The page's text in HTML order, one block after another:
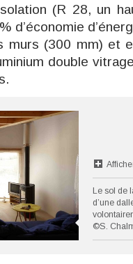
(R 28, un
d’économie
murs (300 mm) et
double
Le sol de
d’une
©S.